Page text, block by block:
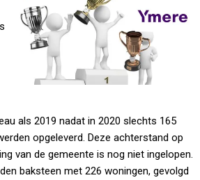
als 2019 nadat in 2020 slechts 165
opgeleverd. Deze achterstand op
van de gemeente is nog niet ingelopen.
baksteen met 226 woningen, gevolgd